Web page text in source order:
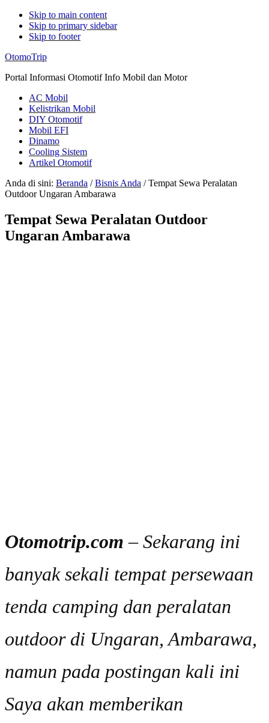
Skip to main content
Skip to primary sidebar
Skip to footer
Additional
menu
OtomoTrip
Portal Informasi Otomotif Info Mobil dan Motor
AC Mobil
Kelistrikan Mobil
DIY Otomotif
Mobil EFI
Dinamo
Cooling Sistem
Artikel Otomotif
Anda di sini: Beranda / Bisnis Anda /Tempat Sewa Peralatan
Outdoor Ungaran Ambarawa
Tempat Sewa Peralatan Outdoor
Ungaran Ambarawa
Otomotrip.com – Sekarang ini
banyak sekali tempat persewaan
tenda camping dan peralatan
outdoor di Ungaran, Ambarawa,
namun pada postingan kali ini
Saya akan memberikan